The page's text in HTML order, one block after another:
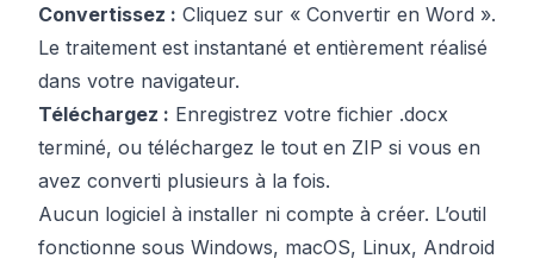
Convertissez : Cliquez sur « Convertir en Word ».
Le traitement est instantané et entièrement réalisé
dans votre navigateur.
Téléchargez : Enregistrez votre fichier .docx
terminé, ou téléchargez le tout en ZIP si vous en
avez converti plusieurs à la fois.
Aucun logiciel à installer ni compte à créer. L’outil
fonctionne sous Windows, macOS, Linux, Android